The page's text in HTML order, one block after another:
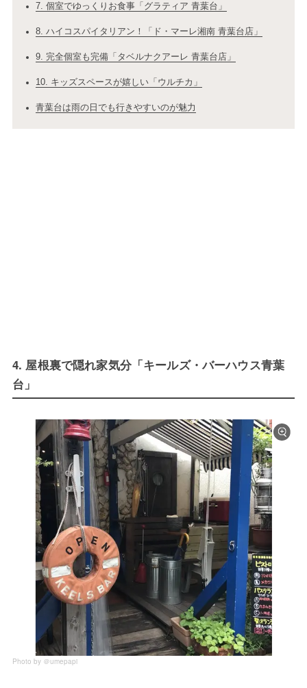
7. 個室でゆっくりお食事「グラティア 青葉台」
8. ハイコスパイタリアン！「ド・マーレ湘南 青葉台店」
9. 完全個室も完備「タベルナクアーレ 青葉台店」
10. キッズスペースが嬉しい「ウルチカ」
青葉台は雨の日でも行きやすいのが魅力
4. 屋根裏で隠れ家気分「キールズ・バーハウス青葉
台」
Photo by ＠umepapi